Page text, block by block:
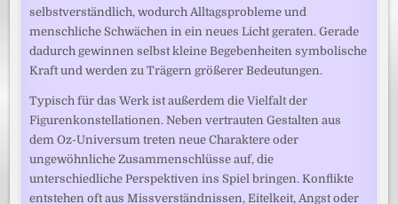
selbstverständlich, wodurch Alltagsprobleme und
menschliche Schwächen in ein neues Licht geraten. Gerade
dadurch gewinnen selbst kleine Begebenheiten symbolische
Kraft und werden zu Trägern größerer Bedeutungen.
Typisch für das Werk ist außerdem die Vielfalt der
Figurenkonstellationen. Neben vertrauten Gestalten aus
dem Oz-Universum treten neue Charaktere oder
ungewöhnliche Zusammenschlüsse auf, die
unterschiedliche Perspektiven ins Spiel bringen. Konflikte
entstehen oft aus Missverständnissen, Eitelkeit, Angst oder